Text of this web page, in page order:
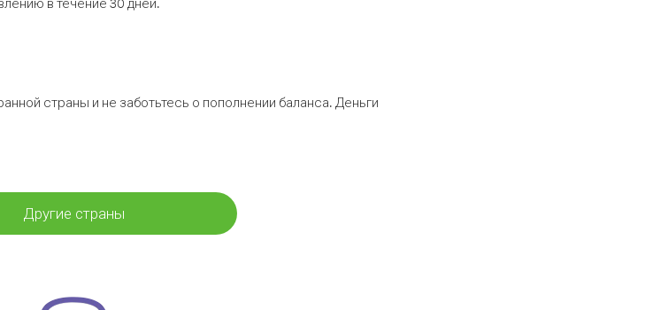
страны и не заботьтесь о пополнении баланса. Деньги
Другие страны